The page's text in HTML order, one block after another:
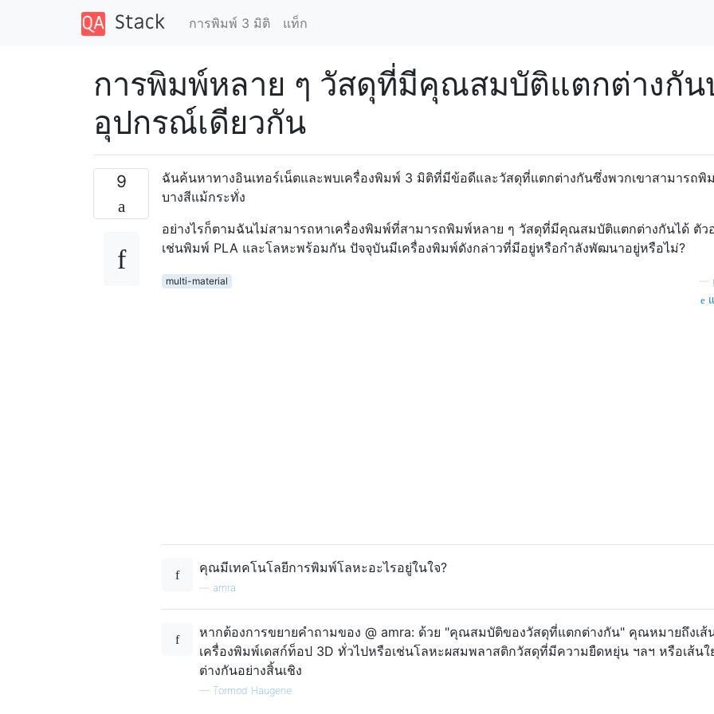
การพิมพ์ 3 มิติ แท็ก
การพิมพ์หลาย ๆ วัสดุที่มีคุณสมบัติแตกต่างกั
อุปกรณ์เดียวกัน
9
ฉันค้นหาทางอินเทอร์เน็ตและพบเครื่องพิมพ์ 3 มิติที่มีข้อดีและวัสดุที่แตกต่างกันซึ่งพวกเขาสามารถพิ
บางสีแม้กระทั่ง
อย่างไรก็ตามฉันไม่สามารถหาเครื่องพิมพ์ที่สามารถพิมพ์หลาย ๆ วัสดุที่มีคุณสมบัติแตกต่างกันได้ ตัว
เช่นพิมพ์ PLA และโลหะพร้อมกัน ปัจจุบันมีเครื่องพิมพ์ดังกล่าวที่มีอยู่หรือกำลังพัฒนาอยู่หรือไม่?
multi-material
คุณมีเทคโนโลยีการพิมพ์โลหะอะไรอยู่ในใจ?
amra
หากต้องการขยายคำถามของ @ amra: ด้วย "คุณสมบัติของวัสดุที่แตกต่างกัน" คุณหมายถึงเส้
เครื่องพิมพ์เดสก์ท็อป 3D ทั่วไปหรือเช่นโลหะผสมพลาสติกวัสดุที่มีความยืดหยุ่น ฯลฯ หรือเส้นใ
ต่างกันอย่างสิ้นเชิง
— Tormod Haugene